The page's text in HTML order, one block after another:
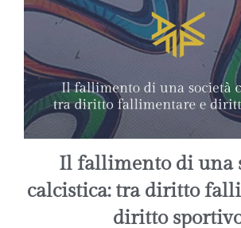
Il fallimento di una
calcistica: tra diritto
diritto